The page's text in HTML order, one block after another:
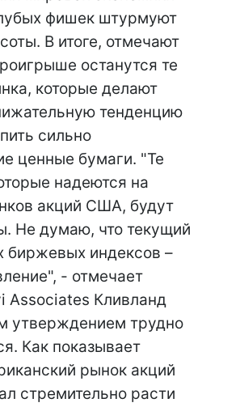
фишек штурмуют
В итоге, отмечают
останутся те
которые делают
тенденцию
сильно
ценные бумаги. "Те
надеются на
акций США, будут
Не думаю, что текущий
биржевых индексов –
- отмечает
Associates Кливланд
утверждением трудно
Как показывает
рынок акций
стремительно расти